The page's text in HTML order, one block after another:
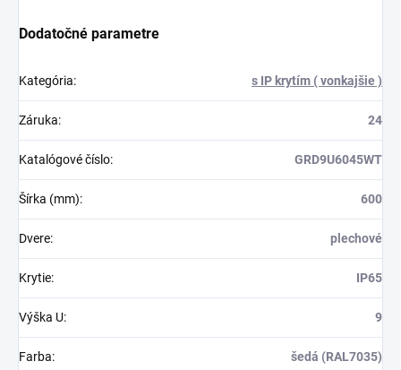
Dodatočné parametre
Kategória: s IP krytím ( vonkajšie )
Záruka: 24
Katalógové číslo: GRD9U6045WT
Šírka (mm): 600
Dvere: plechové
Krytie: IP65
Výška U: 9
Farba: šedá (RAL7035)